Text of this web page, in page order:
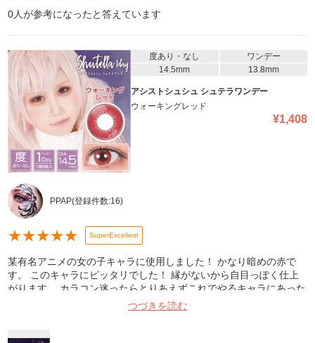
0人が参考になったと答えています
度あり・なし
ワンデー
14.5mm
13.8mm
アシストシュシュ シュテラワンデー
ウォーキングレッド
¥1,408
PPAP(登録件数:16)
★★★★★ SuperExcellent
某有名アニメの女の子キャラに使用しました！ かなり暗めの赤で
す。 このキャラにピッタリでした！ 縁がないから自目っぽく仕上
がります。 カラコン迷ったらとりあえずこれでやるキャラにあった
色を存分に探して買って欲しい！！
つづきを読む